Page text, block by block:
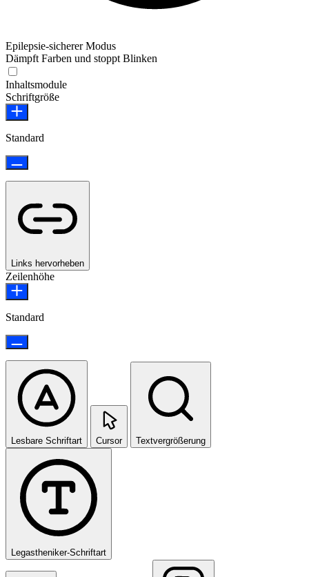
Epilepsie-sicherer Modus
Dämpft Farben und stoppt Blinken
Inhaltsmodule
Schriftgröße
Standard
Links hervorheben
Zeilenhöhe
Standard
Lesbare Schriftart Cursor Textvergrößerung
Legastheniker-Schriftart